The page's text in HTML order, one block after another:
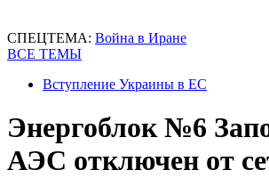
СПЕЦТЕМА: Война в Иране
ВСЕ ТЕМЫ
Вступление Украины в ЕС
Энергоблок №6
АЭС отключен от